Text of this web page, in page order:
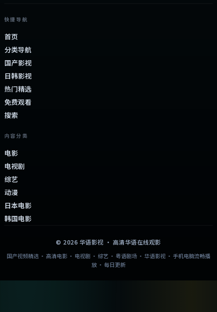
快捷导航
首页
分类导航
国产影视
日韩影视
热门精选
免费观看
搜索
内容分类
电影
电视剧
综艺
动漫
日本电影
韩国电影
© 2026 华语影视 · 高清华语在线观影
国产视频精选 · 高清电影 · 电视剧 · 综艺 · 粤语剧场 · 华语影视 · 手机电脑流畅播
放 · 每日更新